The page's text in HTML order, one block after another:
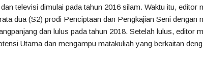
televisi dimulai pada tahun 2016 silam. Waktu itu, editor
dua (S2) prodi Penciptaan dan Pengkajian Seni dengan
dan lulus pada tahun 2018. Setelah lulus, editor
Utama dan mengampu matakuliah yang berkaitan